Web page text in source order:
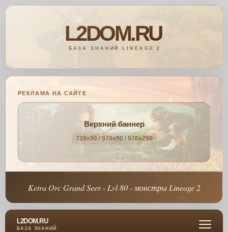
РЕКЛАМА НА САЙТЕ
Верхний баннер
728x90 / 970x90 / 970x250
Ketra Orc Grand Seer - Lvl 80 - монстры Lineage 2
L2DOM.RU
БАЗА ЗНАНИЙ